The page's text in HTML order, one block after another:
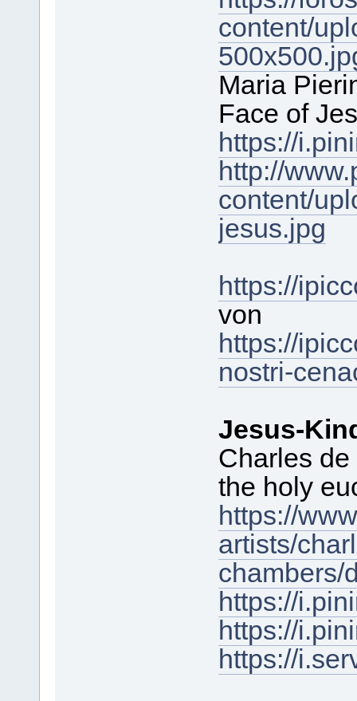
content/
Maria
Face of
https://
http://
content/
jesus.jpg
https://
von
https://
nostri-
Jesus-
Charles
the holy
https://
artists/
chambers/
https://
https://
https://